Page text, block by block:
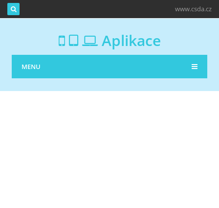
www.csda.cz
Aplikace
MENU